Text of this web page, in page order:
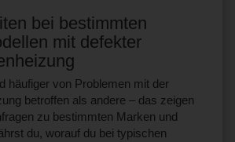
bei bestimmten
mit defekter
häufiger von Problemen mit der
betroffen als andere – das zeigen
zu bestimmten Marken und
du, worauf du bei typischen